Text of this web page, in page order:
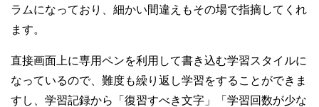
ラムになっており、細かい間違えもその場で指摘してくれ
ます。
直接画面上に専用ペンを利用して書き込む学習スタイルに
なっているので、難度も繰り返し学習をすることができま
すし、学習記録から「復習すべき文字」「学習回数が少な